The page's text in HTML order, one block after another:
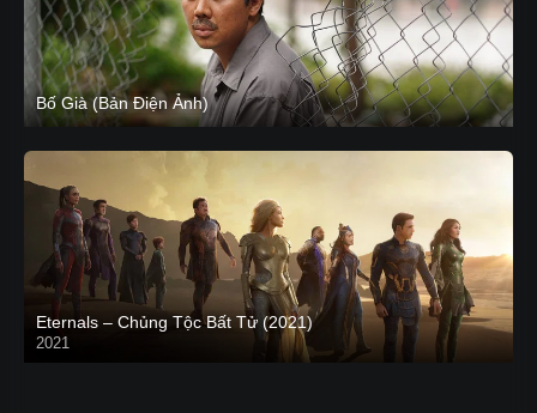
Bố Già (Bản Điện Ảnh)
Eternals – Chủng Tộc Bất Tử (2021)
2021
Trailer